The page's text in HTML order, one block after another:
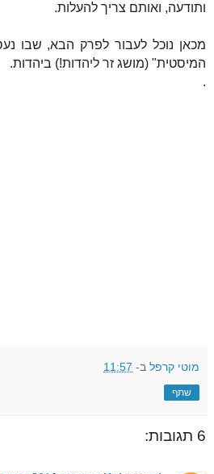
ותודעה, ואותם צריך להעלות.
מכאן נוכל לעבור לפרק הבא, שבו
המיסטית" (מושג זר ליהדות!) ביהדות.
.
מוטי קרפל ב- 11:57
שתף
6 תגובות: